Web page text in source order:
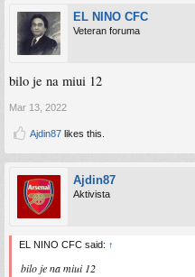
EL NINO CFC
Veteran foruma
bilo je na miui 12
Mar 13, 2022
Ajdin87 likes this.
Ajdin87
Aktivista
EL NINO CFC said: ↑
bilo je na miui 12